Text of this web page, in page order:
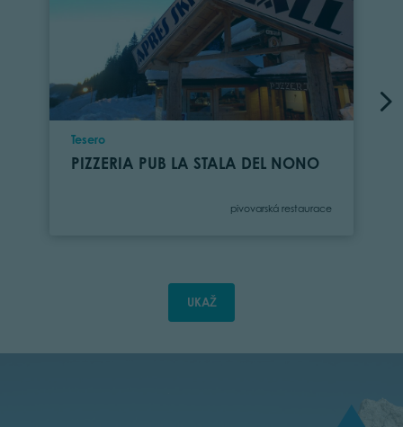
Location
Tesero
PIZZERIA PUB LA STALA DEL NONO
Category
pivovarská restaurace
UKAŽ